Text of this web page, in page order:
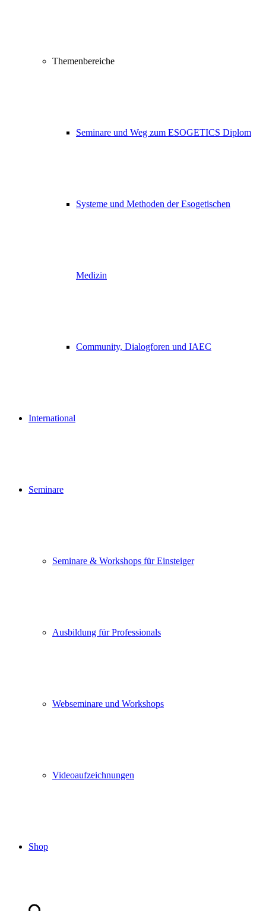
Themenbereiche
Seminare und Weg zum ESOGETICS Diplom
Systeme und Methoden der Esogetischen
Medizin
Community, Dialogforen und IAEC
International
Seminare
Seminare & Workshops für Einsteiger
Ausbildung für Professionals
Webseminare und Workshops
Videoaufzeichnungen
Shop